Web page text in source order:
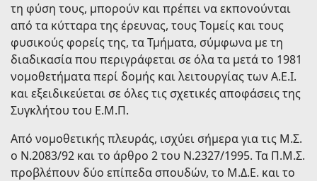
τη φύση τους, μπορούν και πρέπει να εκπονούνται
από τα κύτταρα της έρευνας, τους Τομείς και τους
φυσικούς φορείς της, τα Τμήματα, σύμφωνα με τη
διαδικασία που περιγράφεται σε όλα τα μετά το 1981
νομοθετήματα περί δομής και λειτουργίας των Α.Ε.Ι.
και εξειδικεύεται σε όλες τις σχετικές αποφάσεις της
Συγκλήτου του Ε.Μ.Π.
Από νομοθετικής πλευράς, ισχύει σήμερα για τις Μ.Σ.
ο Ν.2083/92 και το άρθρο 2 του Ν.2327/1995. Τα Π.Μ.Σ.
προβλέπουν δύο επίπεδα σπουδών, το Μ.Δ.Ε. και το